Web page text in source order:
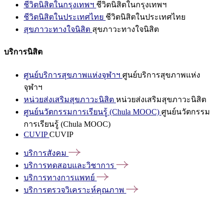
ชีวิตนิสิตในกรุงเทพฯ ชีวิตนิสิตในกรุงเทพฯ
ชีวิตนิสิตในประเทศไทย ชีวิตนิสิตในประเทศไทย
สุขภาวะทางใจนิสิต สุขภาวะทางใจนิสิต
บริการนิสิต
ศูนย์บริการสุขภาพแห่งจุฬาฯ ศูนย์บริการสุขภาพแห่ง
จุฬาฯ
หน่วยส่งเสริมสุขภาวะนิสิต หน่วยส่งเสริมสุขภาวะนิสิต
ศูนย์นวัตกรรมการเรียนรู้ (Chula MOOC) ศูนย์นวัตกรรม
การเรียนรู้ (Chula MOOC)
CUVIPCUVIP
บริการสังคม
บริการทดสอบและวิชาการ
บริการทางการแพทย์
บริการตรวจวิเคราะห์คุณภาพ